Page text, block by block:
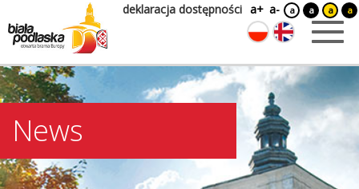
deklaracja dostępności a+ a- a a a a
News